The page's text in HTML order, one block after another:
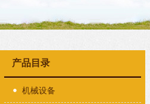
产品目录
机械设备